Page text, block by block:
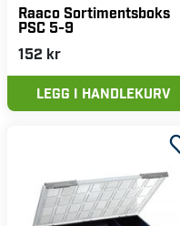
Raaco Sortimentsboks
PSC 5-9
152 kr
LEGG I HANDLEKURV